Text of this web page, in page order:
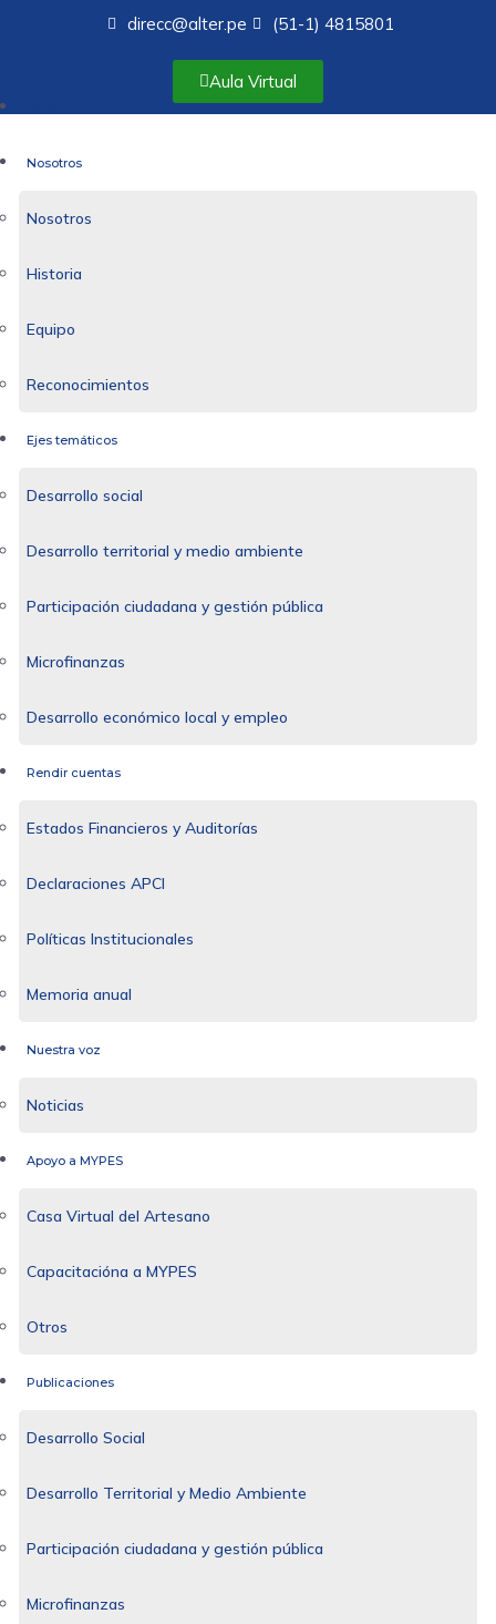
direcc@alter.pe (51-1) 4815801
Aula Virtual
Nosotros
Nosotros
Historia
Equipo
Reconocimientos
Ejes temáticos
Desarrollo social
Desarrollo territorial y medio ambiente
Participación ciudadana y gestión pública
Microfinanzas
Desarrollo económico local y empleo
Rendir cuentas
Estados Financieros y Auditorías
Declaraciones APCI
Políticas Institucionales
Memoria anual
Nuestra voz
Noticias
Apoyo a MYPES
Casa Virtual del Artesano
Capacitacióna a MYPES
Otros
Publicaciones
Desarrollo Social
Desarrollo Territorial y Medio Ambiente
Participación ciudadana y gestión pública
Microfinanzas